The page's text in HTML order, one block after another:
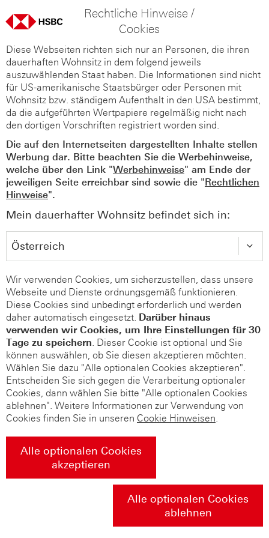
Rechtliche Hinweise /
Cookies
Diese Webseiten richten sich nur an Personen, die ihren
dauerhaften Wohnsitz in dem folgend jeweils
auszuwählenden Staat haben. Die Informationen sind nicht
für US-amerikanische Staatsbürger oder Personen mit
Wohnsitz bzw. ständigem Aufenthalt in den USA bestimmt,
da die aufgeführten Wertpapiere regelmäßig nicht nach
den dortigen Vorschriften registriert worden sind.
Die auf den Internetseiten dargestellten Inhalte stellen
Werbung dar. Bitte beachten Sie die Werbehinweise,
welche über den Link "Werbehinweise" am Ende der
jeweiligen Seite erreichbar sind sowie die "Rechtlichen
Hinweise".
Mein dauerhafter Wohnsitz befindet sich in:
Wir verwenden Cookies, um sicherzustellen, dass unsere
Webseite und Dienste ordnungsgemäß funktionieren.
Diese Cookies sind unbedingt erforderlich und werden
daher automatisch eingesetzt. Darüber hinaus
verwenden wir Cookies, um Ihre Einstellungen für 30
Tage zu speichern. Dieser Cookie ist optional und Sie
können auswählen, ob Sie diesen akzeptieren möchten.
Wählen Sie dazu "Alle optionalen Cookies akzeptieren".
Entscheiden Sie sich gegen die Verarbeitung optionaler
Cookies, dann wählen Sie bitte "Alle optionalen Cookies
ablehnen". Weitere Informationen zur Verwendung von
Cookies finden Sie in unseren Cookie Hinweisen.
Alle optionalen Cookies
akzeptieren
Alle optionalen Cookies
ablehnen